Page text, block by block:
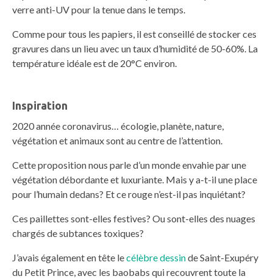
verre anti-UV pour la tenue dans le temps.
Comme pour tous les papiers, il est conseillé de stocker ces
gravures dans un lieu avec un taux d’humidité de 50-60%. La
température idéale est de 20°C environ.
Inspiration
2020 année coronavirus… écologie, planète, nature,
végétation et animaux sont au centre de l’attention.
Cette proposition nous parle d’un monde envahie par une
végétation débordante et luxuriante. Mais y a-t-il une place
pour l’humain dedans? Et ce rouge n’est-il pas inquiétant?
Ces paillettes sont-elles festives? Ou sont-elles des nuages
chargés de subtances toxiques?
J’avais également en tête lecélèbre dessinde Saint-Exupéry
du Petit Prince, avec les baobabs qui recouvrent toute la